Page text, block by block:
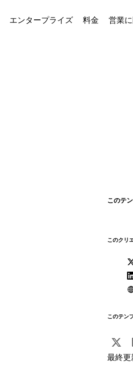
エンタープライズ 料金 営業
このテ
このクリ
このテン
最終